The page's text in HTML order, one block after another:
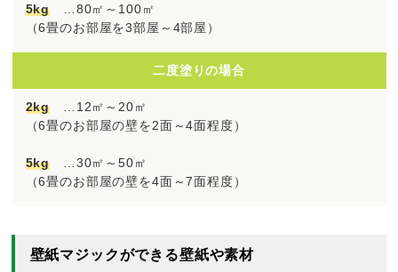
5kg …80㎡～100㎡
（6畳のお部屋を3部屋～4部屋）
二度塗りの場合
2kg …12㎡～20㎡
（6畳のお部屋の壁を2面～4面程度）
5kg …30㎡～50㎡
（6畳のお部屋の壁を4面～7面程度）
壁紙マジックができる壁紙や素材